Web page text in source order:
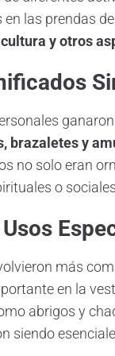
en las prendas
y otros
brazaletes y
no solo eran
o
más
en la
abrigos y
siendo